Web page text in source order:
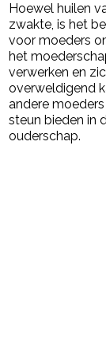
Hoewel huilen
zwakte, is het
voor moeders
het
verwerken en
overweldigend
andere
steun bieden in
ouderschap.